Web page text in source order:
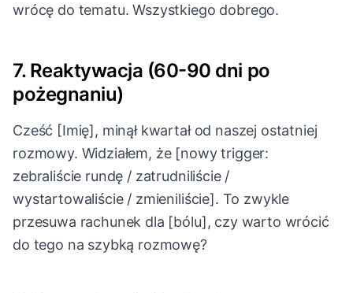
wrócę do tematu. Wszystkiego dobrego.
7. Reaktywacja (60-90 dni po
pożegnaniu)
Cześć [Imię], minął kwartał od naszej ostatniej
rozmowy. Widziałem, że [nowy trigger:
zebraliście rundę / zatrudniliście /
wystartowaliście / zmieniliście]. To zwykle
przesuwa rachunek dla [bólu], czy warto wrócić
do tego na szybką rozmowę?